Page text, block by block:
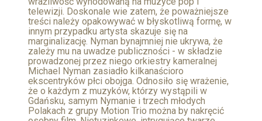
telewizji. Doskonale wie zatem, że poważniejsze
treści należy opakowywać w błyskotliwą formę, w
innym przypadku artysta skazuje się na
marginalizację. Nyman bynajmniej nie ukrywa, że
zależy mu na uwadze publiczności - w składzie
prowadzonej przez niego orkiestry kameralnej
Michael Nyman zasiadło kilkanaścioro
ekscentryków płci obojga. Odnosiło się wrażenie,
że o każdym z muzyków, którzy wystąpili w
Gdańsku, samym Nymanie i trzech młodych
Polakach z grupy Motion Trio można by nakręcić